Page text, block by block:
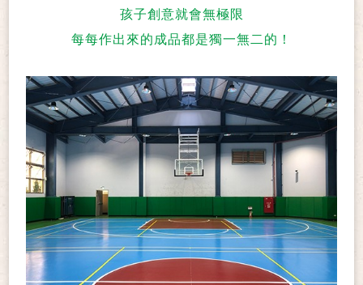
孩子創意就會無極限
每每作出來的成品都是獨一無二的！